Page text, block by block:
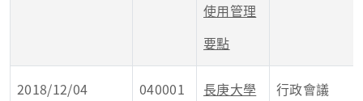
使用管理
要點
2018/12/04
040001
長庚大學
行政會議